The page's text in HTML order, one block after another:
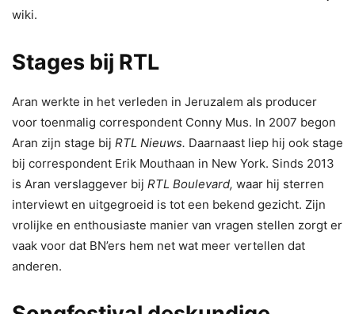
wiki.
Stages bij RTL
Aran werkte in het verleden in Jeruzalem als producer
voor toenmalig correspondent Conny Mus. In 2007 begon
Aran zijn stage bij RTL Nieuws. Daarnaast liep hij ook stage
bij correspondent Erik Mouthaan in New York. Sinds 2013
is Aran verslaggever bij RTL Boulevard, waar hij sterren
interviewt en uitgegroeid is tot een bekend gezicht. Zijn
vrolijke en enthousiaste manier van vragen stellen zorgt er
vaak voor dat BN’ers hem net wat meer vertellen dat
anderen.